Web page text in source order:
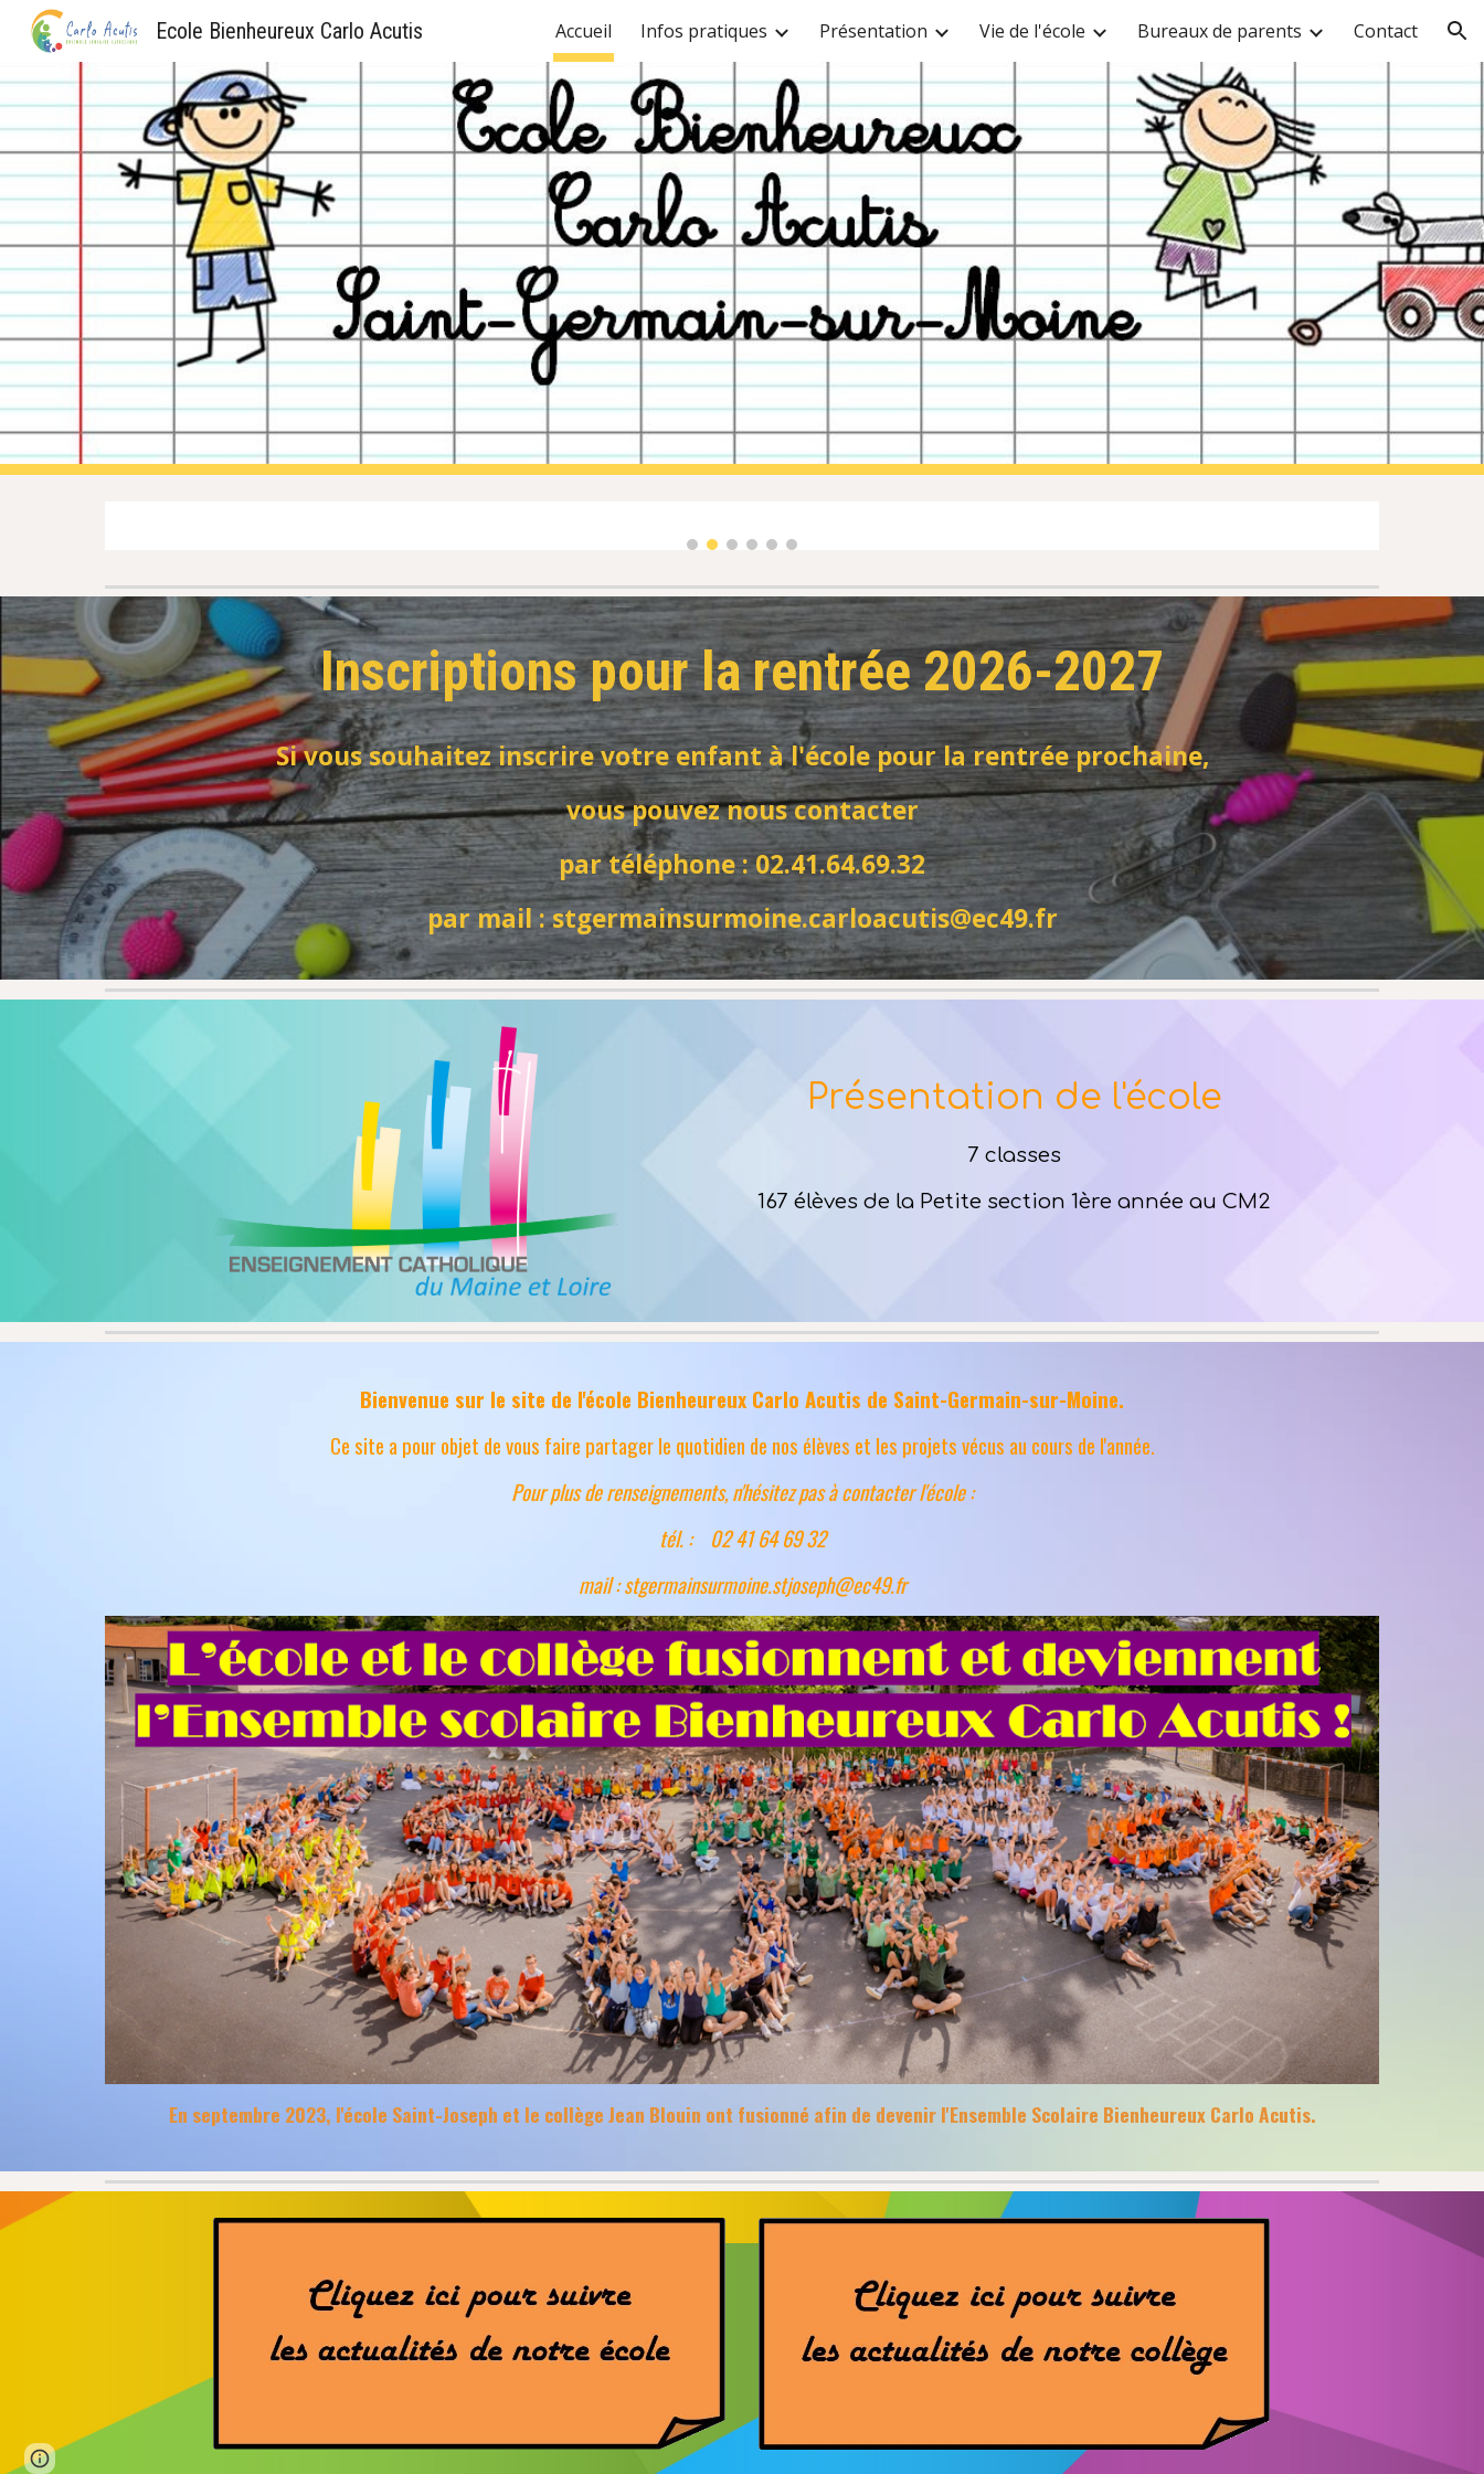
Skip to main content Skip to navigation
Ecole Bienheureux Carlo Acutis Accueil Infos pratiques Présentation Vie de l'école Bureaux de parents Contact
Inscriptions pour la rentrée 2026-2027
Si vous souhaitez inscrire votre enfant à l'école pour la rentrée prochaine,
vous pouvez nous contacter
par téléphone : 02.41.64.69.32
par mail : stgermainsurmoine.carloacutis@ec49.fr
Présentation de l'école
7 classes
167 élèves de la Petite section 1ère année au CM2
Bienvenue sur le site de l'école Bienheureux Carlo Acutis de Saint-Germain-sur-Moine.
Ce site a pour objet de vous faire partager le quotidien de nos élèves et les projets vécus au cours de l'année.
Pour plus de renseignements, n'hésitez pas à contacter l'école :
tél. : 02 41 64 69 32
mail : stgermainsurmoine.stjoseph@ec49.fr
En septembre 2023, l'école Saint-Joseph et le collège Jean Blouin ont fusionné afin de devenir l'Ensemble Scolaire Bienheureux Carlo Acutis.